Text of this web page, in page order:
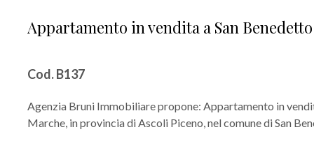
Appartamento in vendita a San
Cod. B137
Agenzia Bruni Immobiliare propone: Appartamento in
Marche, in provincia di Ascoli Piceno, nel comune di San